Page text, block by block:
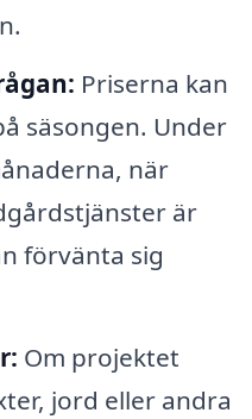
Priserna kan
säsongen. Under
när
är
förvänta sig
Om projektet
jord eller andra